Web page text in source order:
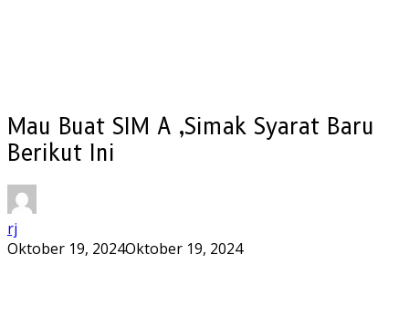
Mau Buat SIM A ,Simak Syarat Baru
Berikut Ini
rj
Oktober 19, 2024Oktober 19, 2024